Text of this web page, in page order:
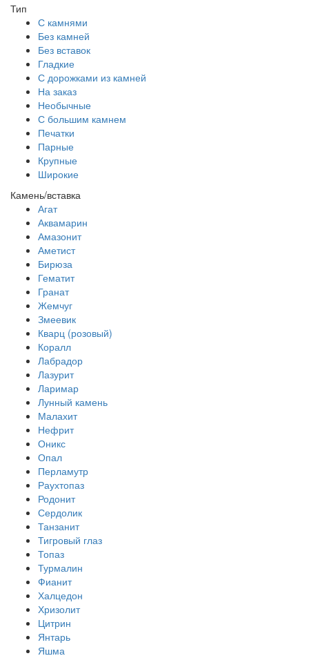
Тип
С камнями
Без камней
Без вставок
Гладкие
С дорожками из камней
На заказ
Необычные
С большим камнем
Печатки
Парные
Крупные
Широкие
Камень/вставка
Агат
Аквамарин
Амазонит
Аметист
Бирюза
Гематит
Гранат
Жемчуг
Змеевик
Кварц (розовый)
Коралл
Лабрадор
Лазурит
Ларимар
Лунный камень
Малахит
Нефрит
Оникс
Опал
Перламутр
Раухтопаз
Родонит
Сердолик
Танзанит
Тигровый глаз
Топаз
Турмалин
Фианит
Халцедон
Хризолит
Цитрин
Янтарь
Яшма